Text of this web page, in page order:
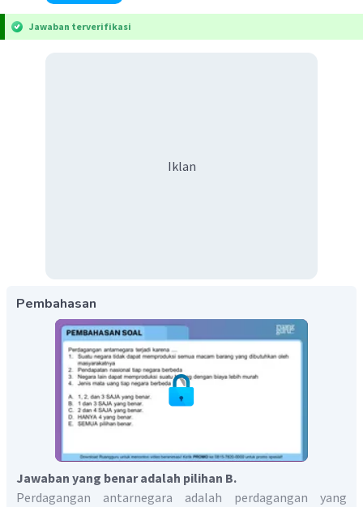
Jawaban terverifikasi
Iklan
Pembahasan
Jawaban yang benar adalah pilihan B.
Perdagangan antarnegara adalah perdagangan yang